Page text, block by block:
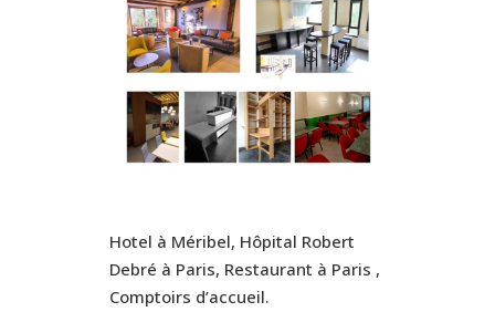
Hotel à Méribel, Hôpital Robert
Debré à Paris, Restaurant à Paris ,
Comptoirs d’accueil.